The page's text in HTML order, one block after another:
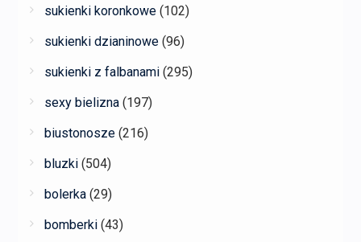
sukienki koronkowe (102)
sukienki dzianinowe (96)
sukienki z falbanami (295)
sexy bielizna (197)
biustonosze (216)
bluzki (504)
bolerka (29)
bomberki (43)